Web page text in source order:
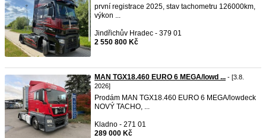
první registrace 2025, stav tachometru 126000km,
výkon ...
Jindřichův Hradec - 379 01
2 550 800 Kč
MAN TGX18.460 EURO 6 MEGA/lowd ... - [3.8.
2026]
Prodám MAN TGX18.460 EURO 6 MEGA/lowdeck
NOVÝ TACHO, ...
Kladno - 271 01
289 000 Kč